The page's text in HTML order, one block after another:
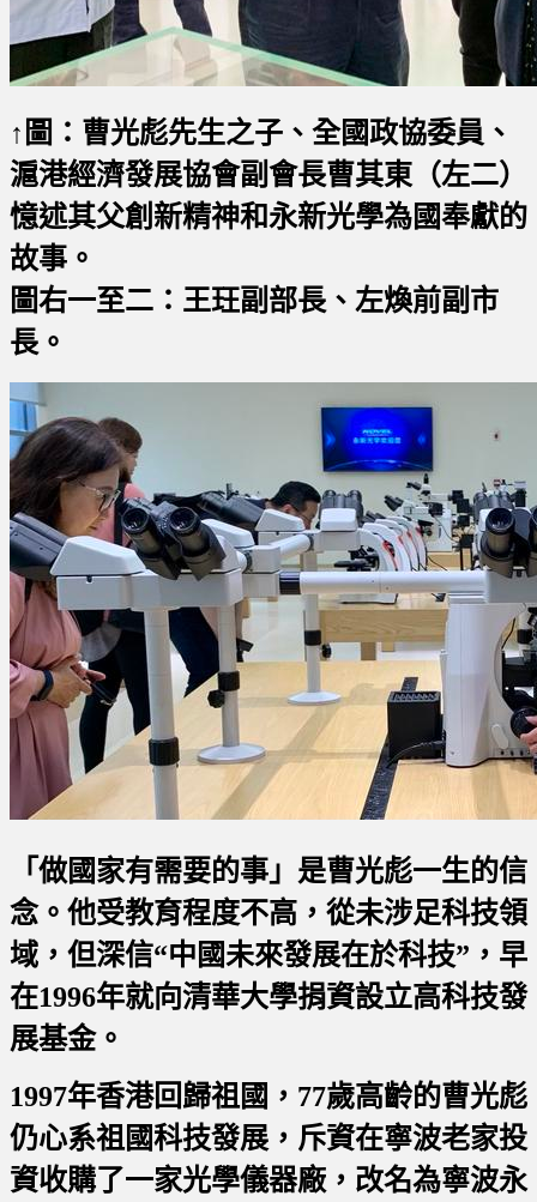
↑圖：曹光彪先生之子、全國政協委員、
滬港經濟發展協會副會長曹其東（左二）
憶述其父創新精神和永新光學為國奉獻的
故事。
圖右一至二：王玨副部長、左煥前副市
長。
「做國家有需要的事」是曹光彪一生的信
念。他受教育程度不高，從未涉足科技領
域，但深信“中國未來發展在於科技”，早
在1996年就向清華大學捐資設立高科技發
展基金。
1997年香港回歸祖國，77歲高齡的曹光彪
仍心系祖國科技發展，斥資在寧波老家投
資收購了一家光學儀器廠，改名為寧波永